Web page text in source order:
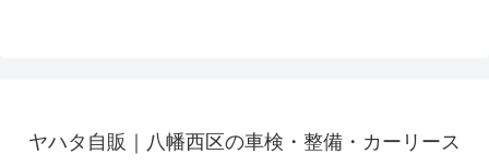
ヤハタ自販｜八幡西区の車検・整備・カーリース